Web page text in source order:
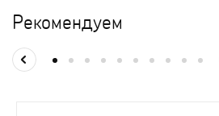
Рекомендуем